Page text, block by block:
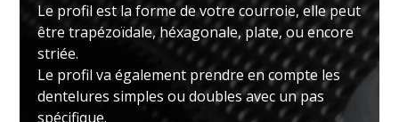
Le profil est la forme de votre courroie, elle peut
être trapézoïdale, héxagonale, plate, ou encore
striée.
Le profil va également prendre en compte les
dentelures simples ou doubles avec un pas
spécifique.